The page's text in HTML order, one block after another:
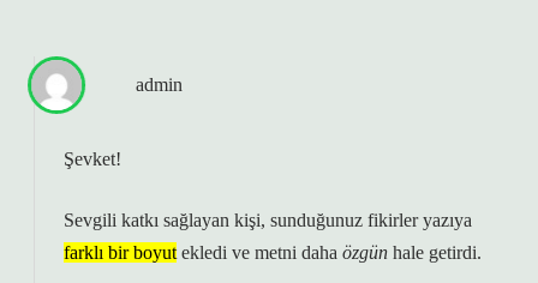
admin
Şevket!
Sevgili katkı sağlayan kişi, sunduğunuz fikirler yazıya
farklı bir boyut ekledi ve metni daha özgün hale getirdi.